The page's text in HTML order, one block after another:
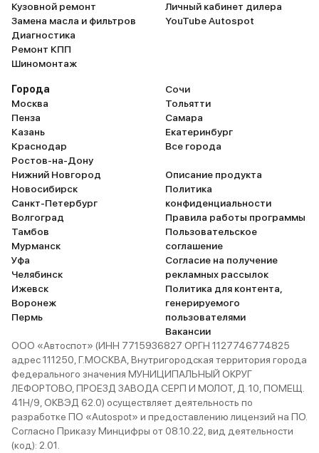
Кузовной ремонт
Замена масла и фильтров
Диагностика
Ремонт КПП
Шиномонтаж
Личный кабинет дилера
YouTube Autospot
Города
Москва
Пенза
Казань
Краснодар
Ростов-на-Дону
Нижний Новгород
Новосибирск
Санкт-Петербург
Волгоград
Тамбов
Мурманск
Уфа
Челябинск
Ижевск
Воронеж
Пермь
Сочи
Тольятти
Самара
Екатеринбург
Все города
Описание продукта
Политика
конфиденциальности
Правила работы программы
Пользовательское
соглашение
Согласие на получение
рекламных рассылок
Политика для контента,
генерируемого
пользователями
Вакансии
ООО «Автоспот» (ИНН 7715936827 ОРГН 1127746774825
адрес 111250, Г.МОСКВА, Внутригородская территория города
федерального значения МУНИЦИПАЛЬНЫЙ ОКРУГ
ЛЕФОРТОВО, ПРОЕЗД ЗАВОДА СЕРП И МОЛОТ, Д. 10, ПОМЕЩ.
41Н/9, ОКВЭД 62.0) осуществляет деятельность по
разработке ПО «Autospot» и предоставлению лицензий на ПО.
Согласно Приказу Минцифры от 08.10.22, вид деятельности
(код): 2.01.